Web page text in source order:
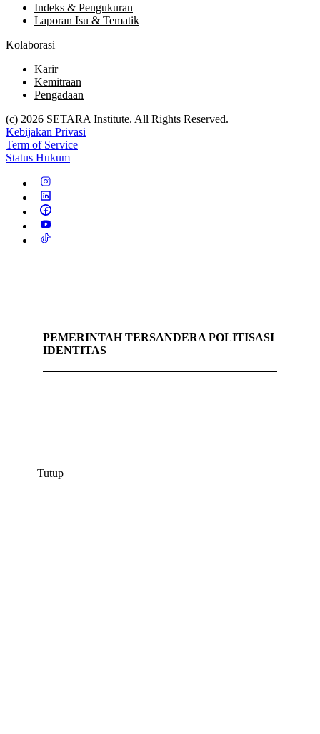
Indeks & Pengukuran
Laporan Isu & Tematik
Kolaborasi
Karir
Kemitraan
Pengadaan
(c) 2026 SETARA Institute. All Rights Reserved.
Kebijakan Privasi
Term of Service
Status Hukum
PEMERINTAH TERSANDERA POLITISASI
IDENTITAS
Tutup